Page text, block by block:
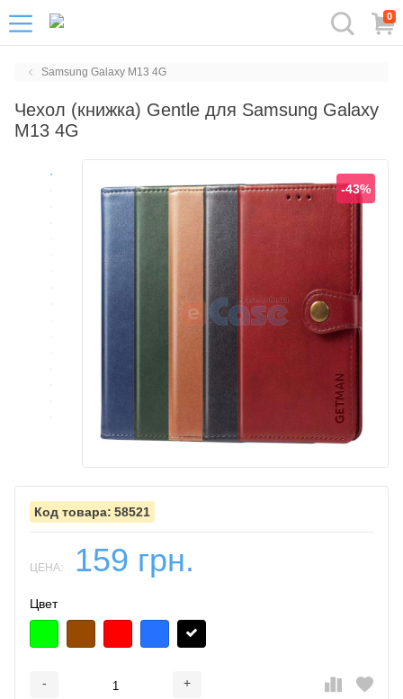
0
Samsung Galaxy M13 4G
Чехол (книжка) Gentle для Samsung Galaxy
M13 4G
-43%
58521
ЦЕНА: 159 грн.
Цвет
- +